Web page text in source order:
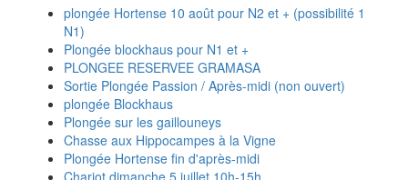
plongée Hortense 10 août pour N2 et + (possibilité 1
N1)
Plongée blockhaus pour N1 et +
PLONGEE RESERVEE GRAMASA
Sortie Plongée Passion / Après-midi (non ouvert)
plongée Blockhaus
Plongée sur les gaillouneys
Chasse aux Hippocampes à la Vigne
Plongée Hortense fin d'après-midi